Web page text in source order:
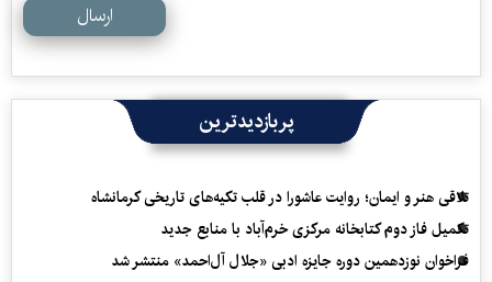
ارسال
پربازدیدترین
تلاقی هنر و ایمان؛ روایت عاشورا در قلب تکیه‌های تاریخی کرمانشاه
تکمیل فاز دوم کتابخانه مرکزی خرم‌آباد با منابع جدید
فراخوان نوزدهمین دوره جایزه ادبی «جلال آل‌احمد» منتشر شد